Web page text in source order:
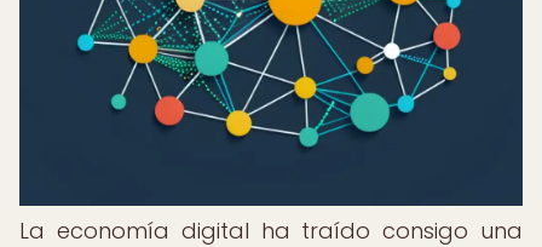
La economía digital ha traído consigo una